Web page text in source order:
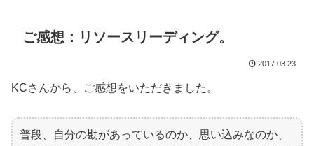
ご感想：リソースリーディング。
2017.03.23
KCさんから、ご感想をいただきました。
普段、自分の勘があっているのか、思い込みなのか、